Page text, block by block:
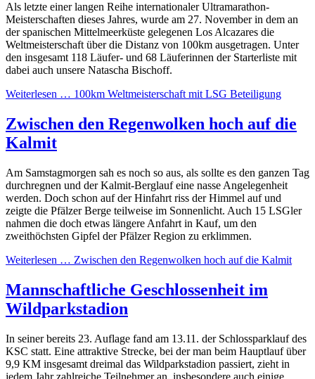
Als letzte einer langen Reihe internationaler Ultramarathon-
Meisterschaften dieses Jahres, wurde am 27. November in dem an
der spanischen Mittelmeerküste gelegenen Los Alcazares die
Weltmeisterschaft über die Distanz von 100km ausgetragen. Unter
den insgesamt 118 Läufer- und 68 Läuferinnen der Starterliste mit
dabei auch unsere Natascha Bischoff.
Weiterlesen … 100km Weltmeisterschaft mit LSG Beteiligung
Zwischen den Regenwolken hoch auf die
Kalmit
Am Samstagmorgen sah es noch so aus, als sollte es den ganzen Tag
durchregnen und der Kalmit-Berglauf eine nasse Angelegenheit
werden. Doch schon auf der Hinfahrt riss der Himmel auf und
zeigte die Pfälzer Berge teilweise im Sonnenlicht. Auch 15 LSGler
nahmen die doch etwas längere Anfahrt in Kauf, um den
zweithöchsten Gipfel der Pfälzer Region zu erklimmen.
Weiterlesen … Zwischen den Regenwolken hoch auf die Kalmit
Mannschaftliche Geschlossenheit im
Wildparkstadion
In seiner bereits 23. Auflage fand am 13.11. der Schlossparklauf des
KSC statt. Eine attraktive Strecke, bei der man beim Hauptlauf über
9,9 KM insgesamt dreimal das Wildparkstadion passiert, zieht in
jedem Jahr zahlreiche Teilnehmer an, insbesondere auch einige